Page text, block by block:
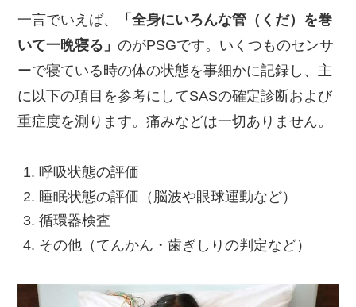
一言でいえば、
「全身にいろんな管（くだ）を巻
いて一晩寝る」のがPSGです。いくつものセンサ
ーで寝ている時の体の状態を事細かに記録し、主
に以下の項目を参考にしてSASの確定診断および
重症度を測ります。痛みなどは一切ありません。
呼吸状態の評価
睡眠状態の評価（脳波や眼球運動など）
循環器検査
その他（てんかん・歯ぎしりの判定など）